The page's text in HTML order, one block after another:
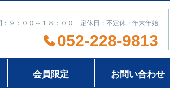
：９：００～１８：００ 定休日：不定休・年末年始
052-228-9813
会員限定 お問い合わせ